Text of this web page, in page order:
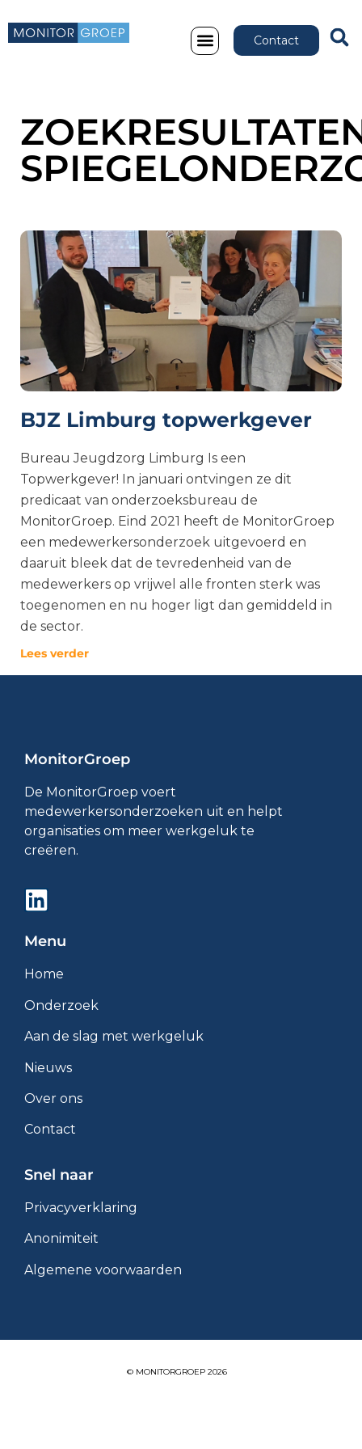
Contact
BJZ Limburg topwerkgever
Bureau Jeugdzorg Limburg Is een
Topwerkgever! In januari ontvingen ze dit
predicaat van onderzoeksbureau de
MonitorGroep. Eind 2021 heeft de MonitorGroep
een medewerkersonderzoek uitgevoerd en
daaruit bleek dat de tevredenheid van de
medewerkers op vrijwel alle fronten sterk was
toegenomen en nu hoger ligt dan gemiddeld in
de sector.
Lees verder
MonitorGroep
De MonitorGroep voert
medewerkersonderzoeken uit en helpt
organisaties om meer werkgeluk te
creëren.
Menu
Home
Onderzoek
Aan de slag met werkgeluk
Nieuws
Over ons
Contact
Snel naar
Privacyverklaring
Anonimiteit
Algemene voorwaarden
© MONITORGROEP 2026